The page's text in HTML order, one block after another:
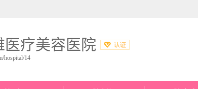
医疗美容医院
hospital/14